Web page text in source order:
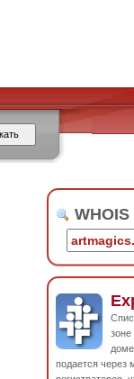
подается через